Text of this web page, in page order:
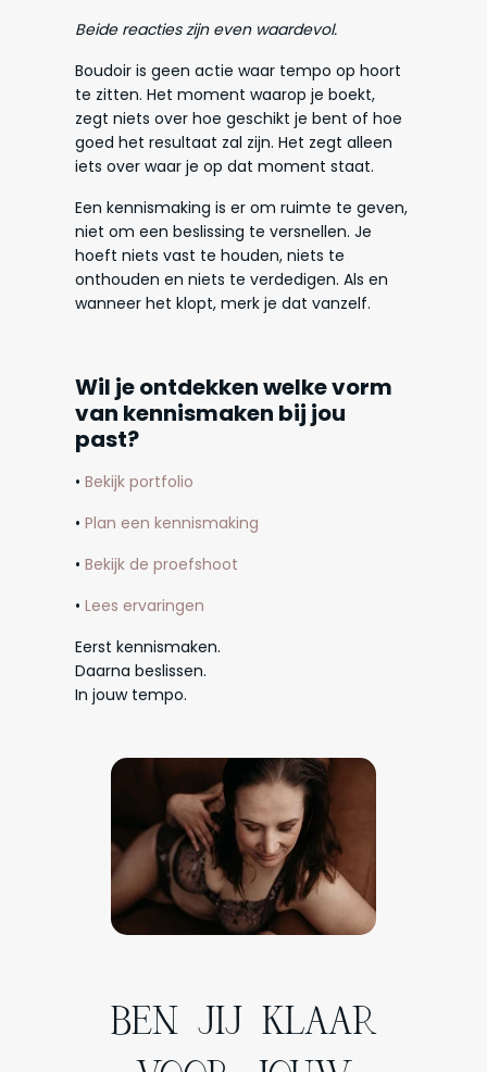
Beide reacties zijn even waardevol.
Boudoir is geen actie waar tempo op hoort
te zitten. Het moment waarop je boekt,
zegt niets over hoe geschikt je bent of hoe
goed het resultaat zal zijn. Het zegt alleen
iets over waar je op dat moment staat.
Een kennismaking is er om ruimte te geven,
niet om een beslissing te versnellen. Je
hoeft niets vast te houden, niets te
onthouden en niets te verdedigen. Als en
wanneer het klopt, merk je dat vanzelf.
Wil je ontdekken welke vorm
van kennismaken bij jou
past?
• Bekijk portfolio
• Plan een kennismaking
• Bekijk de proefshoot
• Lees ervaringen
Eerst kennismaken.
Daarna beslissen.
In jouw tempo.
BEN JIJ KLAAR